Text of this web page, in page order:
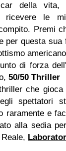
della vita,
le
Premi
per questa sua
di forza
50/50 Thriller
che gioca
spettatori
raramente e
alla sedia